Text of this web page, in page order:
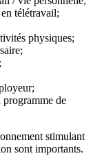
télétravail;
physiques;
programme de
stimulant
sont importants.